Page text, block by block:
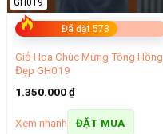
Đã đặt 573
GH019
Giỏ Hoa Chúc Mừng Tông Hồng
Đẹp GH019
1.350.000₫
Xem nhanh ĐẶT MUA